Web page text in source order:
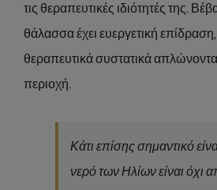
τις θεραπευτικές ιδιότητές της.
θάλασσα έχει ευεργετική
θεραπευτικά συστατικά
περιοχή.
Κάτι επίσης σημαντικό
νερό των Ηλίων είναι όχι